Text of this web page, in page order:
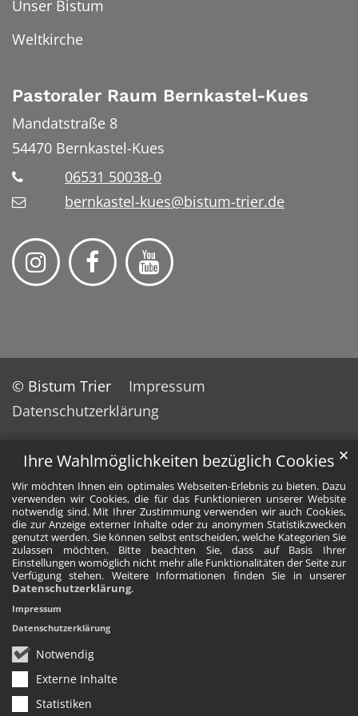
Ihre Wahlmöglichkeiten bezüglich Cookies
Wir möchten Ihnen ein optimales Webseiten-Erlebnis zu bieten. Dazu
verwenden wir Cookies, die für das Funktionieren unserer Website
notwendig sind. Mit Ihrer Zustimmung verwenden wir auch Cookies,
die zur Anzeige externer Inhalte oder zu anonymen Statistikzwecken
genutzt werden. Sie können selbst entscheiden, welche Kategorien Sie
zulassen möchten. Bitte beachten Sie, dass auf Basis Ihrer
Einstellungen womöglich nicht mehr alle Funktionalitäten der Seite zur
Verfügung stehen. Weitere Informationen finden Sie in unserer
Datenschutzerklärung.
Notwendig
Externe Inhalte
Statistiken
✕
Impressum
Datenschutzerklärung
Unser Bistum
Weltkirche
Pastoraler Raum Bernkastel-Kues
Mandatstraße 8
54470 Bernkastel-Kues
06531 50038-0
bernkastel-kues@bistum-trier.de
© Bistum Trier
Impressum
Datenschutzerklärung